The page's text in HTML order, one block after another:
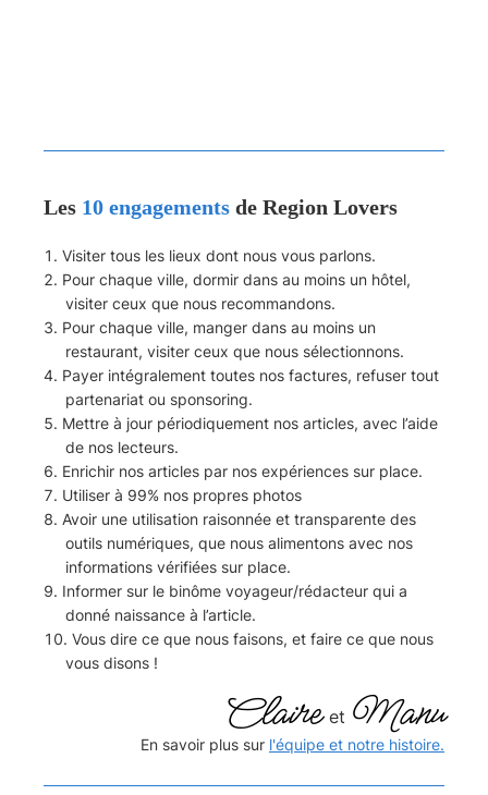
Les 10 engagements de Region Lovers
Visiter tous les lieux dont nous vous parlons.
Pour chaque ville, dormir dans au moins un hôtel,
visiter ceux que nous recommandons.
Pour chaque ville, manger dans au moins un
restaurant, visiter ceux que nous sélectionnons.
Payer intégralement toutes nos factures, refuser tout
partenariat ou sponsoring.
Mettre à jour périodiquement nos articles, avec l’aide
de nos lecteurs.
Enrichir nos articles par nos expériences sur place.
Utiliser à 99% nos propres photos
Avoir une utilisation raisonnée et transparente des
outils numériques, que nous alimentons avec nos
informations vérifiées sur place.
Informer sur le binôme voyageur/rédacteur qui a
donné naissance à l’article.
Vous dire ce que nous faisons, et faire ce que nous
vous disons !
Claire et Manu
En savoir plus sur l'équipe et notre histoire.